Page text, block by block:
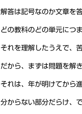
解答は記号なのか文章を
どの教科のどの単元につ
それを理解したうえで、
だから、まずは問題を解
それは、年が明けてから
分からない部分だらけ、